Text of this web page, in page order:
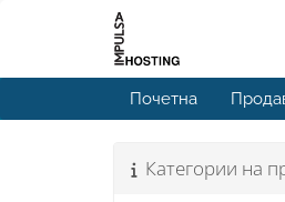
Почетна
Категории на